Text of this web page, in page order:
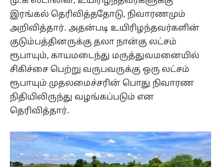
இரங்கல் தெரிவித்ததோடு, நிவாரணமும்
அறிவித்தார். அதன்படி உயிரிழந்தவர்களின்
குடும்பத்தினருக்கு தலா நான்கு லட்சம்
ரூபாயும், காயமடைந்து மருத்துவமனையில்
சிகிச்சை பெற்று வருபவருக்கு ஒரு லட்சம்
ரூபாயும் முதலமைச்சரின் பொது நிவாரண
நிதியிலிருந்து வழங்கப்படும் என
தெரிவித்தார்.